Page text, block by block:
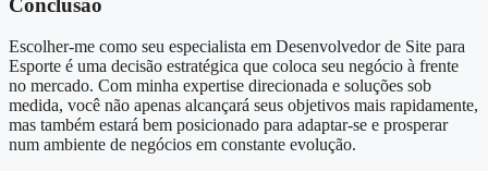
Escolher-me como seu especialista em Desenvolvedor de Site para
Esporte é uma decisão estratégica que coloca seu negócio à frente
no mercado. Com minha expertise direcionada e soluções sob
medida, você não apenas alcançará seus objetivos mais rapidamente,
mas também estará bem posicionado para adaptar-se e prosperar
num ambiente de negócios em constante evolução.